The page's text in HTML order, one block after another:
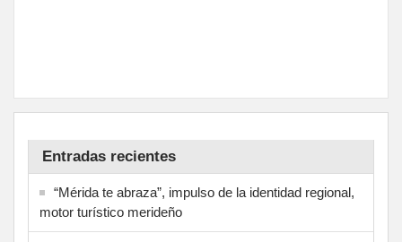
Entradas recientes
“Mérida te abraza”, impulso de la identidad regional,
motor turístico merideño